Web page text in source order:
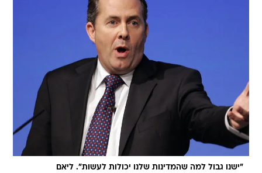
"ישנו גבול למה שהמדינות שלנו יכולות לעשות". ליאם